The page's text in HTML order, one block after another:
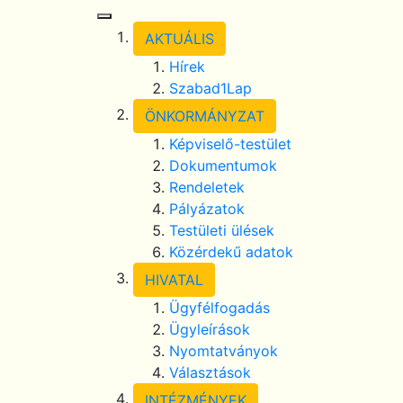
Toggle Navigation
AKTUÁLIS
Hírek
Szabad1Lap
ÖNKORMÁNYZAT
Képviselő-testület
Dokumentumok
Rendeletek
Pályázatok
Testületi ülések
Közérdekű adatok
HIVATAL
Ügyfélfogadás
Ügyleírások
Nyomtatványok
Választások